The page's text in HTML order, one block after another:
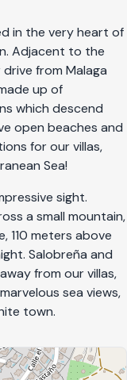
in the very heart of
Adjacent to the
from Malaga
up of
which descend
open beaches and
for our villas,
Sea!
sight.
a small mountain,
110 meters above
Salobreña and
from our villas,
sea views,
town.